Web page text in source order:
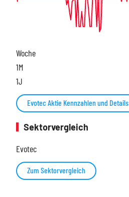
Woche
1M
1J
Evotec Aktie Kennzahlen und Details
Sektorvergleich
Evotec
Zum Sektorvergleich